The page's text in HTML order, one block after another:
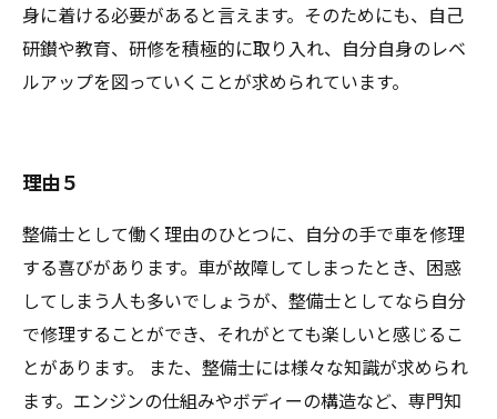
身に着ける必要があると言えます。そのためにも、自己
研鑚や教育、研修を積極的に取り入れ、自分自身のレベ
ルアップを図っていくことが求められています。
理由５
整備士として働く理由のひとつに、自分の手で車を修理
する喜びがあります。車が故障してしまったとき、困惑
してしまう人も多いでしょうが、整備士としてなら自分
で修理することができ、それがとても楽しいと感じるこ
とがあります。 また、整備士には様々な知識が求められ
ます。エンジンの仕組みやボディーの構造など、専門知